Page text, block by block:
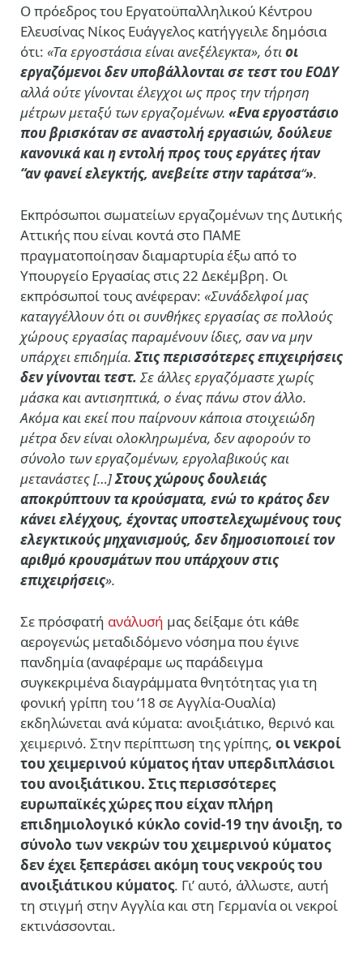
O πρόεδρος του Εργατοϋπαλληλικού Κέντρου
Ελευσίνας Νίκος Ευάγγελος κατήγγειλε δημόσια
ότι: «Τα εργοστάσια είναι ανεξέλεγκτα», ότιοι
εργαζόμενοι δεν υποβάλλονται σε τεστ του ΕΟΔΥ
αλλά ούτε γίνονται έλεγχοι ως προς την τήρηση
μέτρων μεταξύ των εργαζομένων. «Ενα εργοστάσιο
πουβρισκόταν σε αναστολή εργασιών, δούλευε
κανονικά και η εντολή προς τους εργάτες ήταν
“αν φανεί ελεγκτής, ανεβείτε στην ταράτσα“».
Eκπρόσωποι σωματείων εργαζομένων της Δυτικής
Αττικής που είναι κοντά στο ΠΑΜΕ
πραγματοποίησαν διαμαρτυρία έξω από το
Υπουργείο Εργασίας στις 22 Δεκέμβρη. Οι
εκπρόσωποί τους ανέφεραν: «Συνάδελφοί μας
καταγγέλλουν ότι οι συνθήκες εργασίας σε πολλούς
χώρους εργασίας παραμένουν ίδιες, σαν να μην
υπάρχει επιδημία.Στις περισσότερες επιχειρήσεις
δεν γίνονται τεστ. Σε άλλες εργαζόμαστε χωρίς
μάσκα και αντισηπτικά, ο ένας πάνω στον άλλο.
Ακόμα και εκεί που παίρνουν κάποια στοιχειώδη
μέτρα δεν είναι ολοκληρωμένα, δεν αφορούν το
σύνολο των εργαζομένων, εργολαβικούς και
μετανάστες […]Στους χώρους δουλειάς
αποκρύπτουν τα κρούσματα, ενώ το κράτος δεν
κάνει ελέγχους, έχοντας υποστελεχωμένους τους
ελεγκτικούς μηχανισμούς, δεν δημοσιοποιεί τον
αριθμό κρουσμάτων που υπάρχουν στις
επιχειρήσεις».
Σε πρόσφατή ανάλυσή μας δείξαμε ότι κάθε
αερογενώς μεταδιδόμενο νόσημα που έγινε
πανδημία (αναφέραμε ως παράδειγμα
συγκεκριμένα διαγράμματα θνητότητας για τη
φονική γρίπη του ‘18 σε Αγγλία-Ουαλία)
εκδηλώνεται ανά κύματα: ανοιξιάτικο, θερινό και
χειμερινό. Στην περίπτωση της γρίπης, οι νεκροί
του χειμερινού κύματος ήταν υπερδιπλάσιοι
του ανοιξιάτικου. Στις περισσότερες
ευρωπαϊκές χώρες που είχαν πλήρη
επιδημιολογικό κύκλο covid-19 την άνοιξη, το
σύνολο των νεκρών του χειμερινού κύματος
δεν έχει ξεπεράσει ακόμη τους νεκρούς του
ανοιξιάτικου κύματος. Γι’ αυτό, άλλωστε, αυτή
τη στιγμή στην Αγγλία και στη Γερμανία οι νεκροί
εκτινάσσονται.